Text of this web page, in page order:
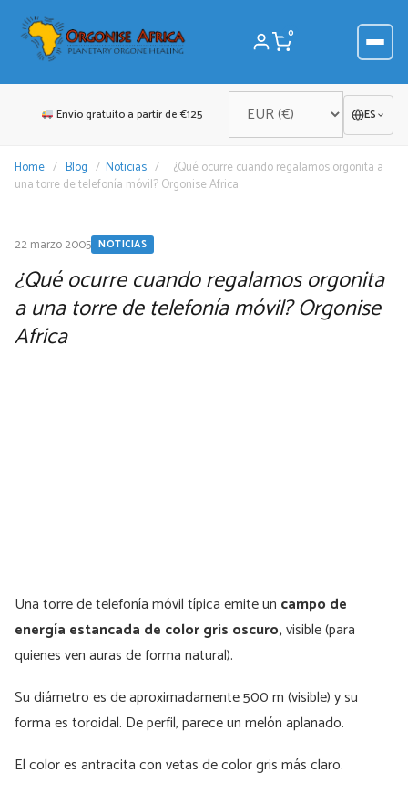
contenido
0
Envío gratuito a partir de €125 ES
Home / Blog / Noticias /
¿Qué ocurre cuando regalamos orgonita a
una torre de telefonía móvil? Orgonise Africa
22 marzo 2005 NOTICIAS
¿Qué ocurre cuando regalamos orgonita
a una torre de telefonía móvil? Orgonise
Africa
Una torre de telefonía móvil típica emite un campo de
energía estancada de color gris oscuro,visible (para
quienes ven auras de forma natural).
Su diámetro es de aproximadamente 500 m (visible) y su
forma es toroidal. De perfil, parece un melón aplanado.
El color es antracita con vetas de color gris más claro.